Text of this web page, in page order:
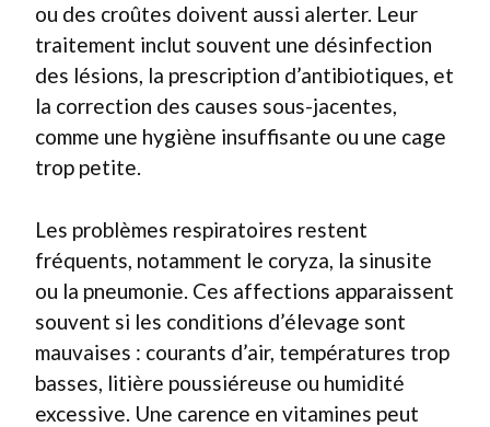
ou des croûtes doivent aussi alerter. Leur
traitement inclut souvent une désinfection
des lésions, la prescription d’antibiotiques, et
la correction des causes sous-jacentes,
comme une hygiène insuffisante ou une cage
trop petite.
Les problèmes respiratoires restent
fréquents, notamment le coryza, la sinusite
ou la pneumonie. Ces affections apparaissent
souvent si les conditions d’élevage sont
mauvaises : courants d’air, températures trop
basses, litière poussiéreuse ou humidité
excessive. Une carence en vitamines peut